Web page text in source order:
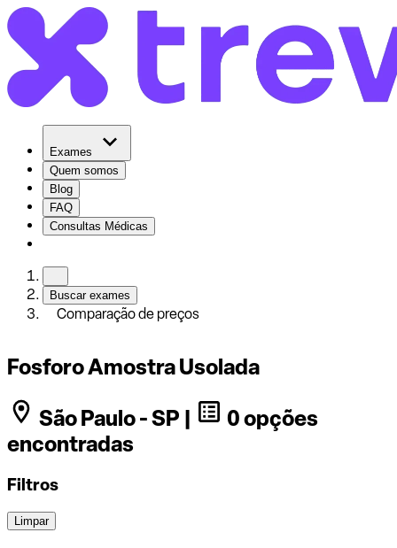
Exames
Quem somos
Blog
FAQ
Consultas Médicas
Buscar exames
Comparação de preços
Fosforo Amostra Usolada
São Paulo - SP |
0 opções
encontradas
Filtros
Limpar